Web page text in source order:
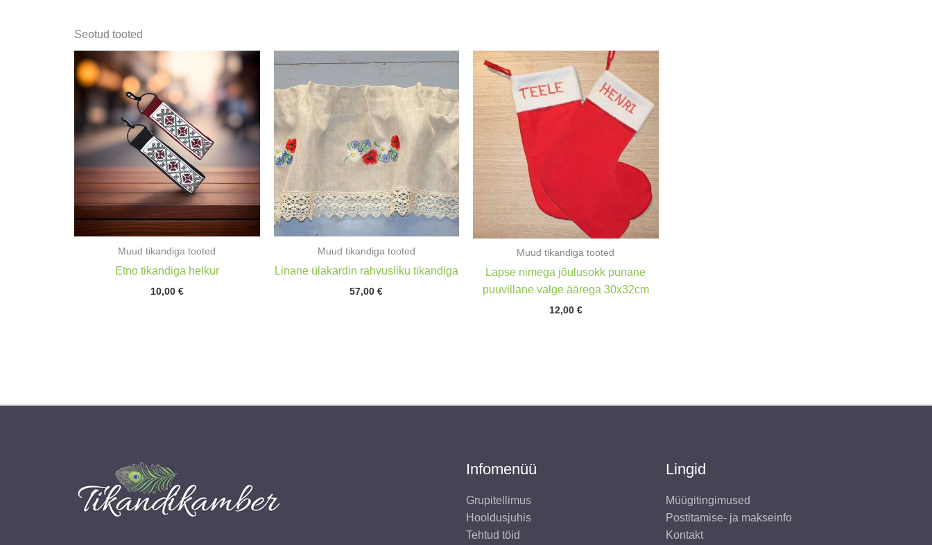
Seotud tooted
Muud tikandiga tooted
Etno tikandiga helkur
10,00 €
Muud tikandiga tooted
Linane ülakardin rahvusliku tikandiga
57,00€
Muud tikandiga tooted
Lapse nimega jõulusokk punane
puuvillane valge äärega 30x32cm
12,00 €
Infomenüü
Grupitellimus
Hooldusjuhis
Tehtud töid
Lingid
Müügitingimused
Postitamise- ja makseinfo
Kontakt